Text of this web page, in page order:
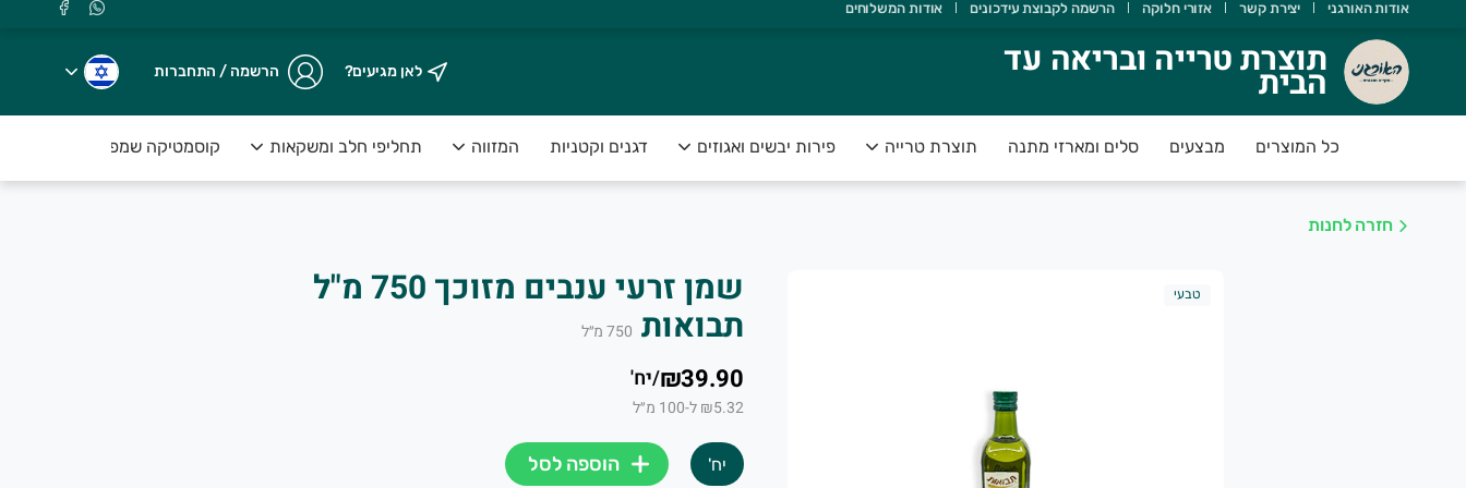
תוצרת טרייה ובריאה עד הבית
האורגני מטפח מעגל חקלאים וצרכנים במטרה לקדם חקלאות אוהבת אדם ואדמה, ולהנגיש תוצרת טרייה, בריאה ונקייה, עד הבית.
אודות האורגני יצירת קשר אזורי חלוקה הרשמה לקבוצת עידכונים אודות המשלוחים
תוצרת טרייה ובריאה עד
הבית לאן מגיעים? הרשמה / התחברות
כל המוצרים מבצעים סלים ומארזי מתנה תוצרת טרייה פירות יבשים ואגוזים דגנים וקטניות המזווה תחליפי חלב ומשקאות קוסמטיקה שמפו וסבונים
חזרה לחנות
טבעי שמן זרעי ענבים מזוכך 750 מ"ל
תבואות 750 מ״ל
₪39.90
/יח'
₪5.32 ל-100 מ״ל
יח' הוספה לסל